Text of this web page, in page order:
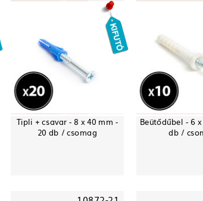
Tipli + csavar - 8 x 40 mm -
20 db / csomag
Beütődűbel - 6
db /